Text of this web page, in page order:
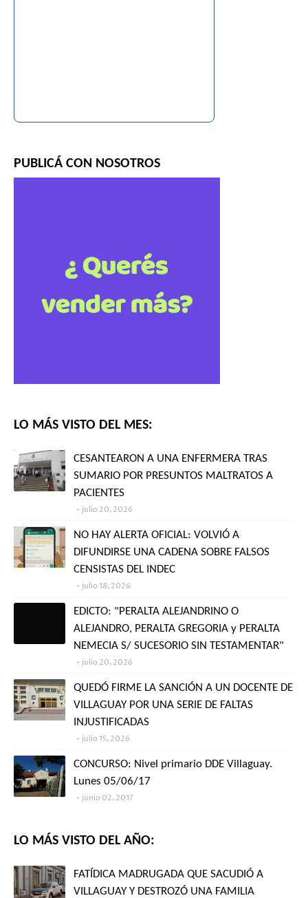
PUBLICÁ CON NOSOTROS
LO MÁS VISTO DEL MES:
CESANTEARON A UNA ENFERMERA TRAS
SUMARIO POR PRESUNTOS MALTRATOS A
PACIENTES
julio 20, 2026
NO HAY ALERTA OFICIAL: VOLVIÓ A
DIFUNDIRSE UNA CADENA SOBRE FALSOS
CENSISTAS DEL INDEC
julio 18, 2026
EDICTO: "PERALTA ALEJANDRINO O
ALEJANDRO, PERALTA GREGORIA y PERALTA
NEMECIA S/ SUCESORIO SIN TESTAMENTAR"
julio 20, 2026
QUEDÓ FIRME LA SANCIÓN A UN DOCENTE DE
VILLAGUAY POR UNA SERIE DE FALTAS
INJUSTIFICADAS
julio 15, 2026
CONCURSO: Nivel primario DDE Villaguay.
Lunes 05/06/17
junio 02, 2017
LO MÁS VISTO DEL AÑO:
FATÍDICA MADRUGADA QUE SACUDIÓ A
VILLAGUAY Y DESTROZÓ UNA FAMILIA